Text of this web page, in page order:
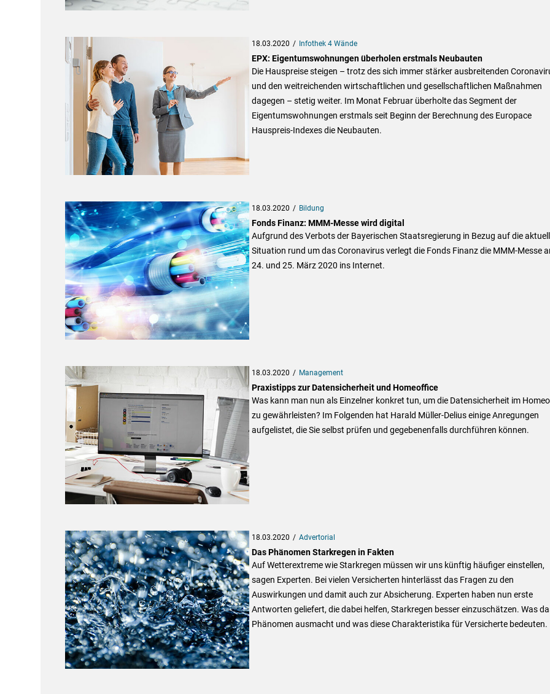
18.03.2020 Infothek 4 Wände
EPX: Eigentumswohnungen überholen erstmals Neubauten
Die Hauspreise steigen – trotz des sich immer stärker ausbreitenden
und den weitreichenden wirtschaftlichen und gesellschaftlichen Maßnahmen
dagegen – stetig weiter. Im Monat Februar überholte das Segment der
Eigentumswohnungen erstmals seit Beginn der Berechnung des Europace
Hauspreis-Indexes die Neubauten.
18.03.2020 Bildung
Fonds Finanz: MMM-Messe wird digital
Aufgrund des Verbots der Bayerischen Staatsregierung in Bezug auf die
Situation rund um das Coronavirus verlegt die Fonds Finanz die MMM-Messe
24. und 25. März 2020 ins Internet.
18.03.2020 Management
Praxistipps zur Datensicherheit und Homeoffice
Was kann man nun als Einzelner konkret tun, um die Datensicherheit im
zu gewährleisten? Im Folgenden hat Harald Müller-Delius einige Anregungen
aufgelistet, die Sie selbst prüfen und gegebenenfalls durchführen können.
18.03.2020 Advertorial
Das Phänomen Starkregen in Fakten
Auf Wetterextreme wie Starkregen müssen wir uns künftig häufiger einstellen,
sagen Experten. Bei vielen Versicherten hinterlässt das Fragen zu den
Auswirkungen und damit auch zur Absicherung. Experten haben nun erste
Antworten geliefert, die dabei helfen, Starkregen besser einzuschätzen. Was
Phänomen ausmacht und was diese Charakteristika für Versicherte bedeuten.